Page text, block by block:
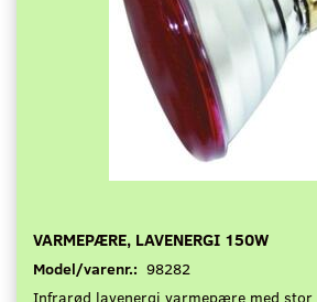
VARMEPÆRE, LAVENERGI 150W
Model/varenr.: 98282
Infrarød lavenergi varmepære med stor